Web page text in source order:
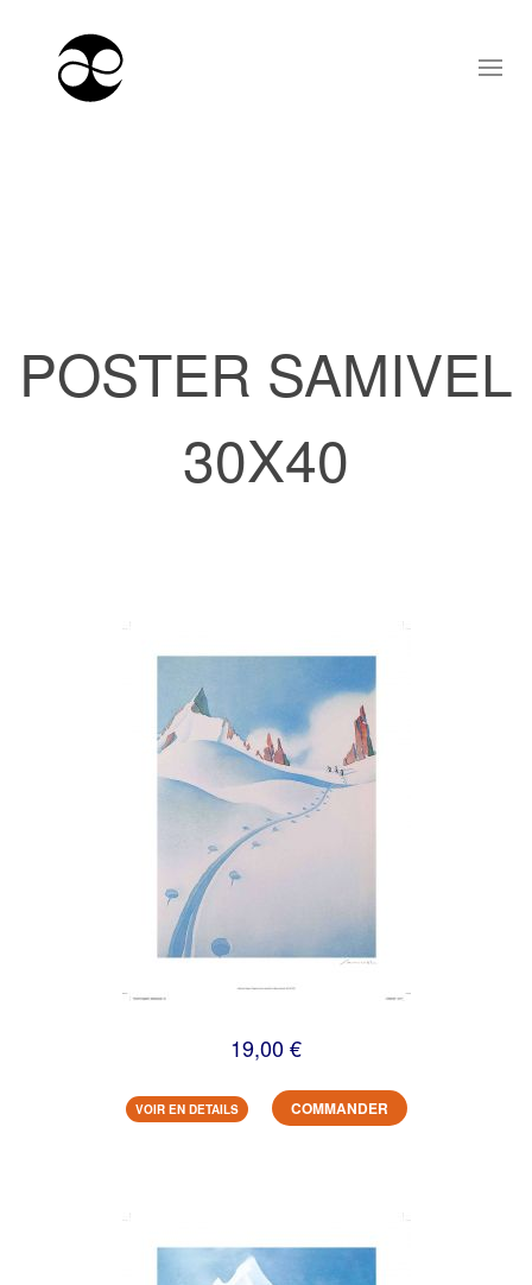
POSTER SAMIVEL
30X40
19,00 €
VOIR EN DETAILS COMMANDER